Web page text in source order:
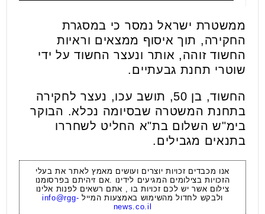
ממשטרת ישראל נמסר כי במסגרת
החקירה, תוך איסוף ממצאים וראיות
החשוד זוהה, אותר ונעצר החשוד על ידי
שוטרי תחנת גבעתיים.
החשוד, בן 50, תושב עכו, נעצר לחקירה
בתחנת המשטרה שבסיומה נכלא. הבוקר
בימ"ש השלום בת"א החליט לשחררו
בתנאים מגבילים.
אנו מכבדים זכויות יוצרים ועושים מאמץ לאתר את בעלי
הזכויות בצילומים המגיעים לידינו .אם זיהיתם בפרסומנו
צילום אשר יש לכם זכויות בו , אתם רשאים לפנות אלינו
ולבקש לחדול מהשימוש באמצעות המייל info@rgg-
news.co.il